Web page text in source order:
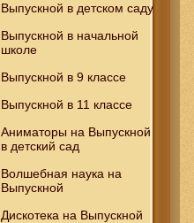
Выпускной в детском саду
Выпускной в начальной
школе
Выпускной в 9 классе
Выпускной в 11 классе
Аниматоры на Выпускной
в детский сад
Волшебная наука на
Выпускной
Дискотека на Выпускной